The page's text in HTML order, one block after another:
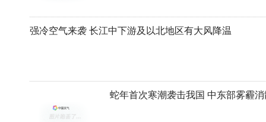
强冷空气来袭 长江中下游及以北地区有大风降温
蛇年首次寒潮袭击我国 中东部雾霾消